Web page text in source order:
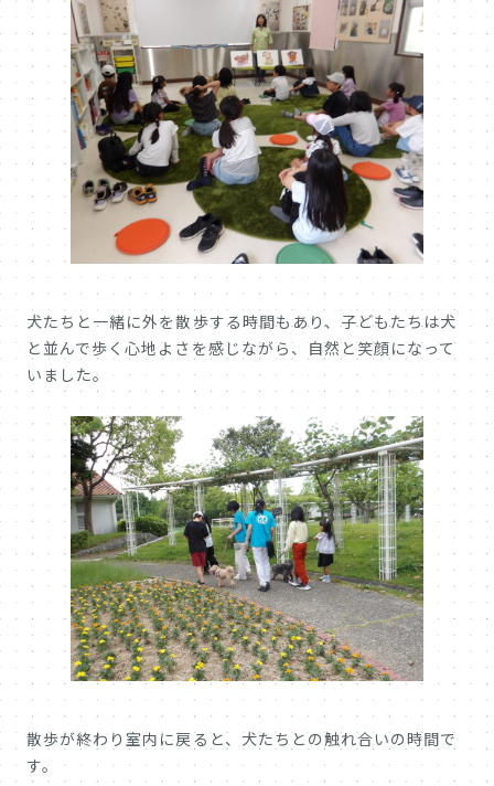
犬たちと一緒に外を散歩する時間もあり、子どもたちは犬
と並んで歩く心地よさを感じながら、自然と笑顔になって
いました。
散歩が終わり室内に戻ると、犬たちとの触れ合いの時間で
す。